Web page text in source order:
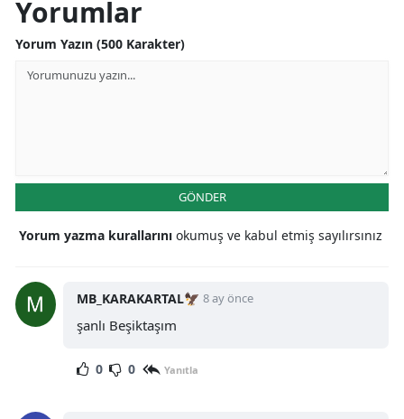
Yorumlar
Yorum Yazın (500 Karakter)
GÖNDER
Yorum yazma kurallarını okumuş ve kabul etmiş sayılırsınız
MB_KARAKARTAL🦅 8 ay önce
şanlı Beşiktaşım
0 0 Yanıtla